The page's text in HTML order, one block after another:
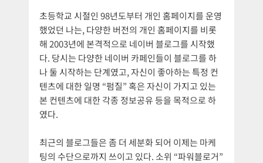
초등학교 시절인 98년도부터 개인 홈페이지를 운영
했었던 나는, 다양한 버전의 개인 홈페이지를 비롯
해 2003년에 본격적으로 네이버 블로그를 시작했
다. 당시는 다양한 네이버 카페인들이 블로그를 하
나 둘 시작하는 단계였고, 자신이 좋아하는 특정 컨
텐츠에 대한 일명 “펌질” 혹은 자신이 가지고 있는
본 컨텐츠에 대한 각종 정보공유 등을 목적으로 하
였다.
최근의 블로그들은 좀 더 세분화 되어 이제는 마케
팅의 수단으로까지 쓰이고 있다. 소위 “파워블로거”